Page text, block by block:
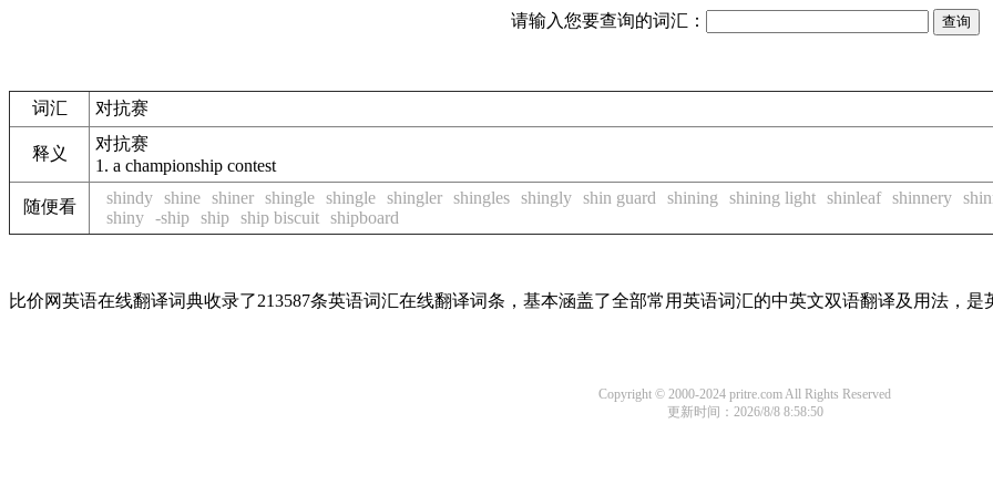
请输入您要查询的词汇：
词汇 对抗赛
释义
对抗赛
1. a championship contest
随便看 shindy shine shiner shingle shingle shingler shingles shingly shin guard shining shining light shinleaf shinnery
shiny -ship ship ship biscuit shipboard
比价网英语在线翻译词典收录了213587条英语词汇在线翻译词条，基本涵盖了全部常用英语词汇的中英文双语翻译及用法，是
Copyright © 2000-2024 pritre.com All Rights Reserved
更新时间：2026/8/8 8:58:50